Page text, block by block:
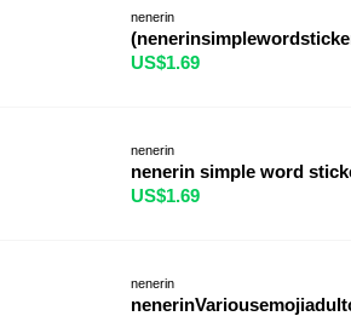
nenerin
US$1.69
nenerin
nenerin simple word
US$1.69
nenerin